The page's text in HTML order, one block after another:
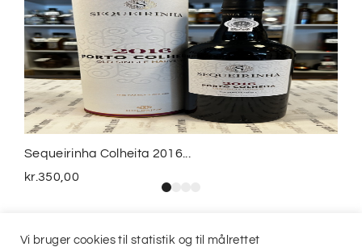
Sequeirinha Colheita 2016...
kr.350,00
Vi bruger cookies til statistik og til målrettet